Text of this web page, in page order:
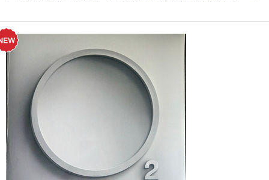
своими телами. Эти вещи мы делаем уже тысячи лет -
это действительно духовные практики. В конце концов,
танцпол - это ритуальное пространство. Это место, где
вы соединяетесь - со своими ранами, со своей
хрупкостью. Ворон - это искусство. Оно заключается в
том, чтобы расширить свои границы и соединиться с
сообществом единомышленников.
Звук, свет и вибрация меняют наше восприятие и
вводят нас в состояние, подобное трансу. Мы не просто
слышим повторение баса, мы его чувствуем.
Наше сознание меняется, эго и время растворяются"
Давайте признаем: нон-стоп микс альбома, изданного
на розовом виниле, просто неотразим. Он поставляется